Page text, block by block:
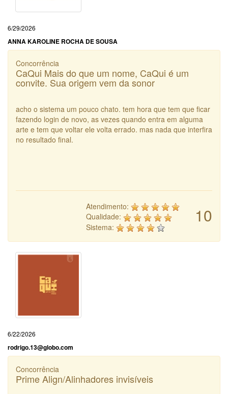
6/29/2026
ANNA KAROLINE ROCHA DE SOUSA
Concorrência
CaQui Mais do que um nome, CaQui é um
convite. Sua origem vem da sonor
acho o sistema um pouco chato. tem hora que tem que ficar
fazendo login de novo, as vezes quando entra em alguma
arte e tem que voltar ele volta errado. mas nada que interfira
no resultado final.
10
Atendimento:
Qualidade:
Sistema:
6/22/2026
rodrigo.13@globo.com
Concorrência
Prime Align/Alinhadores invisíveis